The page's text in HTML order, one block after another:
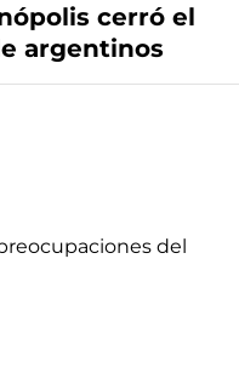
cerró el
argentinos